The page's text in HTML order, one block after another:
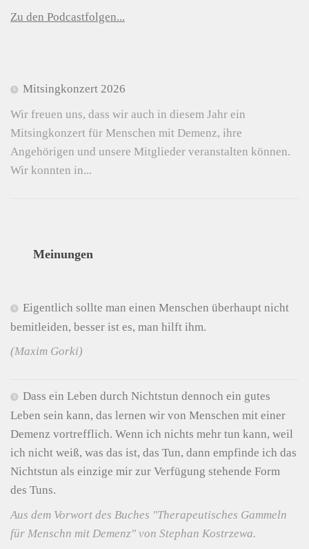
Zu den Podcastfolgen...
Mitsingkonzert 2026
Wir freuen uns, dass wir auch in diesem Jahr ein
Mitsingkonzert für Menschen mit Demenz, ihre
Angehörigen und unsere Mitglieder veranstalten können.
Wir konnten in...
Meinungen
Eigentlich sollte man einen Menschen überhaupt nicht
bemitleiden, besser ist es, man hilft ihm.
(Maxim Gorki)
Dass ein Leben durch Nichtstun dennoch ein gutes
Leben sein kann, das lernen wir von Menschen mit einer
Demenz vortrefflich. Wenn ich nichts mehr tun kann, weil
ich nicht weiß, was das ist, das Tun, dann empfinde ich das
Nichtstun als einzige mir zur Verfügung stehende Form
des Tuns.
Aus dem Vorwort des Buches "Therapeutisches Gammeln
für Menschn mit Demenz" von Stephan Kostrzewa.